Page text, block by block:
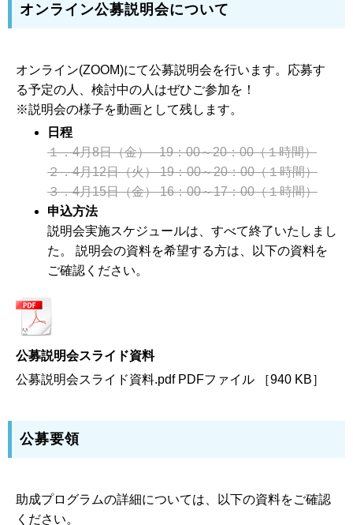
オンライン公募説明会について
オンライン(ZOOM)にて公募説明会を行います。応募す
る予定の人、検討中の人はぜひご参加を！
※説明会の様子を動画として残します。
日程
１．4月8日（金） 19：00～20：00（１時間）
２．4月12日（火） 19：00～20：00（１時間）
３．4月15日（金） 16：00～17：00（１時間）
申込方法
説明会実施スケジュールは、すべて終了いたしまし
た。 説明会の資料を希望する方は、以下の資料を
ご確認ください。
公募説明会スライド資料
公募説明会スライド資料.pdf PDFファイル ［940 KB］
公募要領
助成プログラムの詳細については、以下の資料をご確認
ください。